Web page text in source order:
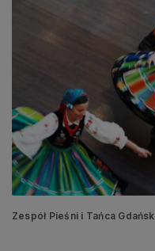
Zespół Pieśni i Tańca Gdańsk